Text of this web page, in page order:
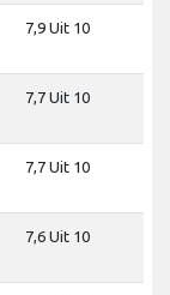
7,9 Uit 10
7,7 Uit 10
7,7 Uit 10
7,6 Uit 10